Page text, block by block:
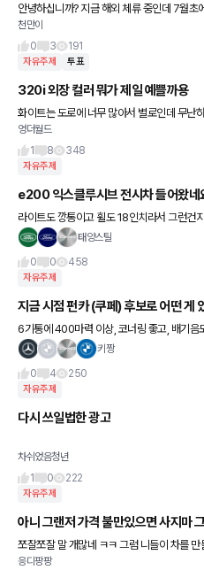
안녕하십니까? 지금 해외 체류 중인데 7월초에 귀국 예정입니다. 가족용 차로 ex90구매
고려 중인데 두가지 질문이 있습니다. 1. 요즘 위 차량 계약 후 출고까지 기다리는 시간이
얼마나 되는
천만이
0
3 191
자유주제 투표
320i 외장 컬러 뭐가 제일 예쁠까용
화이트는 도로에 너무 많아서 별로인데 무난하고 블랙은 짜세가
데 관리가 어려울거 같고, 브그는 트렌디하게 예쁜데 나중에 질릴 거
같아서 걱정이고..
엉더월드
1
8 348
자유주제
e200 익스클루시브 전시차 들어왔네
라이트도 깡통이고 휠도 18인치라서 그런건지 익스인데 아방가르드
보는 느낌~~
태양스틸
0
0 458
자유주제
지금 시점 펀카 (쿠페) 후보로 어떤 게
6기통에 400마력 이상, 코너링 좋고, 배기음
시스템 들어간 쿠페 모델은..? m4, CLE53? 마음은 911이지만.. 예
키짱
0
4 250
자유주제
다시 쓰일법한 광고
차쉬었음청년
1
0 222
자유주제
아니 그랜저 가격 불만있으면 사지마
쪼잘쪼잘 말 개많네 ㅋㅋ 그럼 니들이 차를
저 가격대로 가는거지 ㅋㅋ 교촌 허니콤보 비
응디팡팡